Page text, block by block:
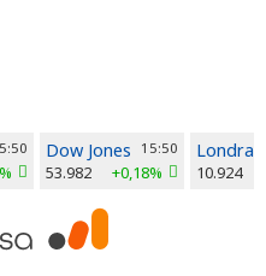
Dow Jones 15:50
53.982 +0,18%
Londra
10.924